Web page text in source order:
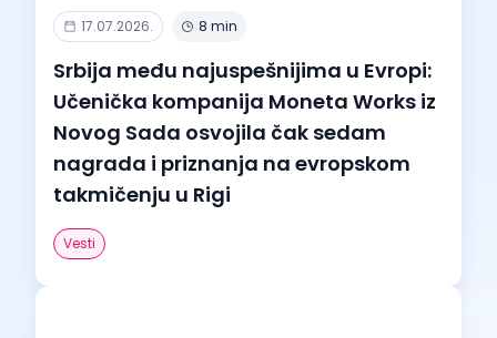
17.07.2026. 8 min
Srbija među najuspešnijima u Evropi:
Učenička kompanija Moneta Works iz
Novog Sada osvojila čak sedam
nagrada i priznanja na evropskom
takmičenju u Rigi
Vesti